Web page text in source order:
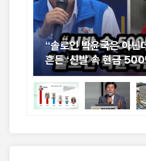
“솔로인 박윤국은 아
흔든 ‘신발 속 현금 500